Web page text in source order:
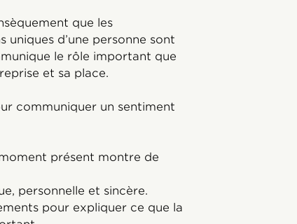
que les
d’une personne sont
le rôle important que
et sa place.
communiquer un sentiment
présent montre de
personnelle et sincère.
pour expliquer ce que la